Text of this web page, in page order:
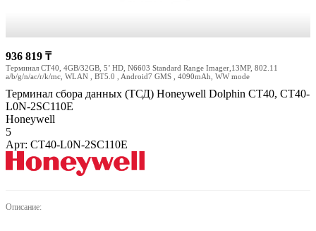
936 819 ₸
Терминал CT40, 4GB/32GB, 5’ HD, N6603 Standard Range Imager,13MP, 802.11
a/b/g/n/ac/r/k/mc, WLAN , BT5.0 , Android7 GMS , 4090mAh, WW mode
Терминал сбора данных (ТСД) Honeywell Dolphin CT40, CT40-
L0N-2SC110E
Honeywell
5
Арт: CT40-L0N-2SC110E
Описание: